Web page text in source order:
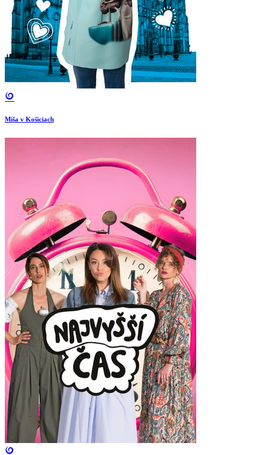
Miša v Košiciach